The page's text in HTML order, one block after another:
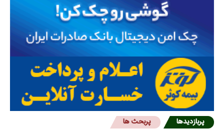
پربازدیدها پربحث ها